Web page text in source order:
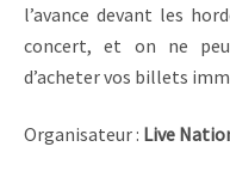
l’avance devant les
concert, et on ne
d’acheter vos billets
Organisateur : Live